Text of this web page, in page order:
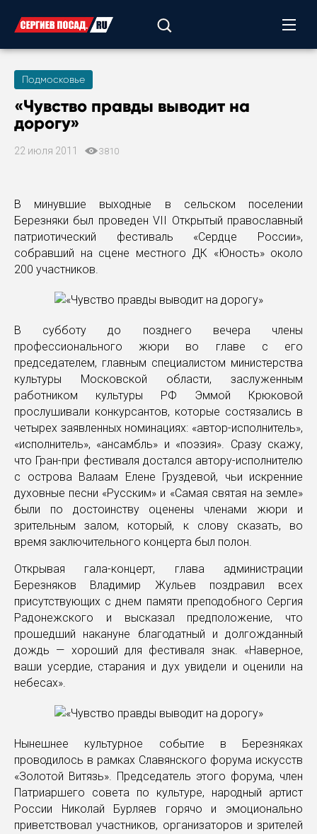
Подмосковье
«Чувство правды выводит на
дорогу»
22 июля 2011 3810
В минувшие выходные в сельском поселении
Березняки был проведен VII Открытый православный
патриотический фестиваль «Сердце России»,
собравший на сцене местного ДК «Юность» около
200 участников.
В субботу до позднего вечера члены
профессионального жюри во главе с его
председателем, главным специалистом министерства
культуры Московской области, заслуженным
работником культуры РФ Эммой Крюковой
прослушивали конкурсантов, которые состязались в
четырех заявленных номинациях: «автор-исполнитель»,
«исполнитель», «ансамбль» и «поэзия». Сразу скажу,
что Гран-при фестиваля достался автору-исполнителю
с острова Валаам Елене Груздевой, чьи искренние
духовные песни «Русским» и «Самая святая на земле»
были по достоинству оценены членами жюри и
зрительным залом, который, к слову сказать, во
время заключительного концерта был полон.
Открывая гала-концерт, глава администрации
Березняков Владимир Жульев поздравил всех
присутствующих с днем памяти преподобного Сергия
Радонежского и высказал предположение, что
прошедший накануне благодатный и долгожданный
дождь — хороший для фестиваля знак. «Наверное,
ваши усердие, старания и дух увидели и оценили на
небесах».
Нынешнее культурное событие в Березняках
проводилось в рамках Славянского форума искусств
«Золотой Витязь». Председатель этого форума, член
Патриаршего совета по культуре, народный артист
России Николай Бурляев горячо и эмоционально
приветствовал участников, организаторов и зрителей